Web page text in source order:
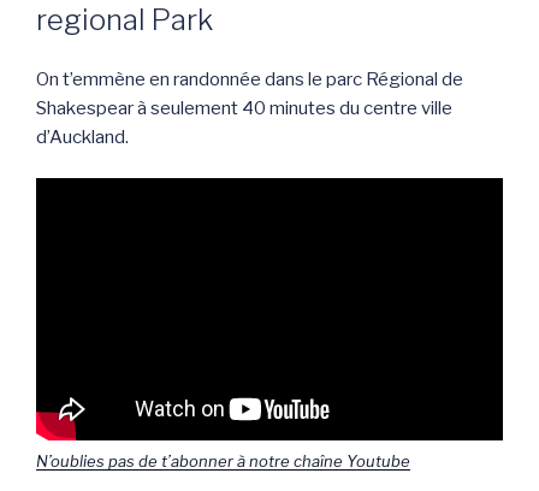
regional Park
On t’emmène en randonnée dans le parc Régional de
Shakespear à seulement 40 minutes du centre ville
d’Auckland.
N’oublies pas de t’abonner à notre chaîne Youtube